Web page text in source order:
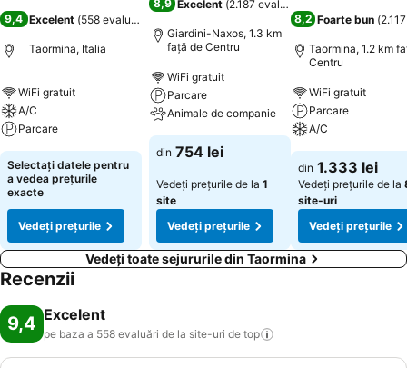
9,4 Excelent (558 evaluări
Taormina, Italia
WiFi gratuit
A/C
Parcare
Selectați datele pentru
a vedea prețurile
exacte
Vedeți prețurile
8,9 Excelent (2.187 evaluări
Giardini-Naxos, 1.3 km
faţă de Centru
WiFi gratuit
Parcare
Animale de companie
din 754 lei
Vedeți prețurile de la 1
site
Vedeți prețurile
8,2 Foarte bun (
Taormina, 1.2 km
Centru
WiFi gratuit
Parcare
A/C
din 1.333 lei
Vedeți prețurile de la
site-uri
Vedeți prețurile
Vedeți toate sejururile din Taormina
Recenzii
9,4 Excelent
pe baza a 558 evaluări de la site-uri de top